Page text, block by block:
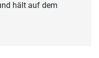
hält auf dem